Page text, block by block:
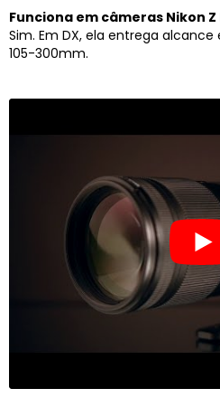
Funciona em câmeras Nikon Z
Sim. Em DX, ela entrega
105-300mm.